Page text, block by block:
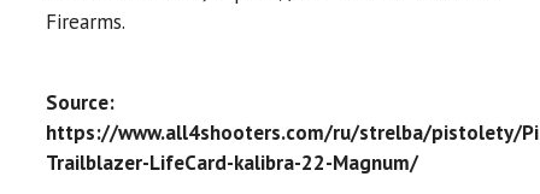
Firearms.
Source:
https://www.all4shooters.com/ru/strelba/pistolety/
Trailblazer-LifeCard-kalibra-22-Magnum/